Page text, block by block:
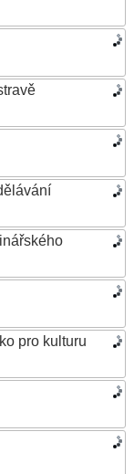
pro kulturu